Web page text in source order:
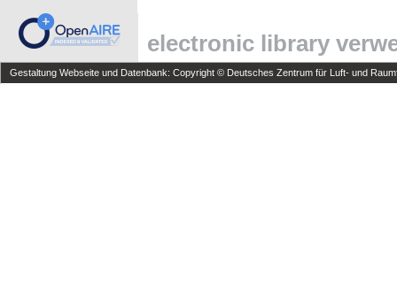
electronic library
Gestaltung Webseite und Datenbank: Copyright © Deutsches Zentrum für Luft- und